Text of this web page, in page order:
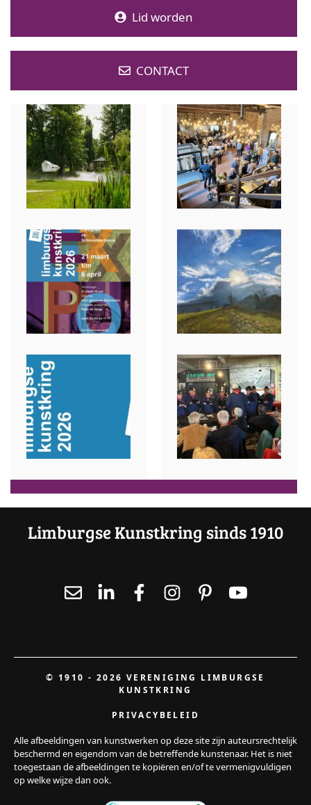
Lid worden
CONTACT
Limburgse Kunstkring sinds 1910
© 1910 - 2026 VERENIGING LIMBURGSE
KUNSTKRING
PRIVACYBELEID
Alle afbeeldingen van kunstwerken op deze site zijn auteursrechtelijk
beschermd en eigendom van de betreffende kunstenaar. Het is niet
toegestaan de afbeeldingen te kopiëren en/of te vermenigvuldigen
op welke wijze dan ook.